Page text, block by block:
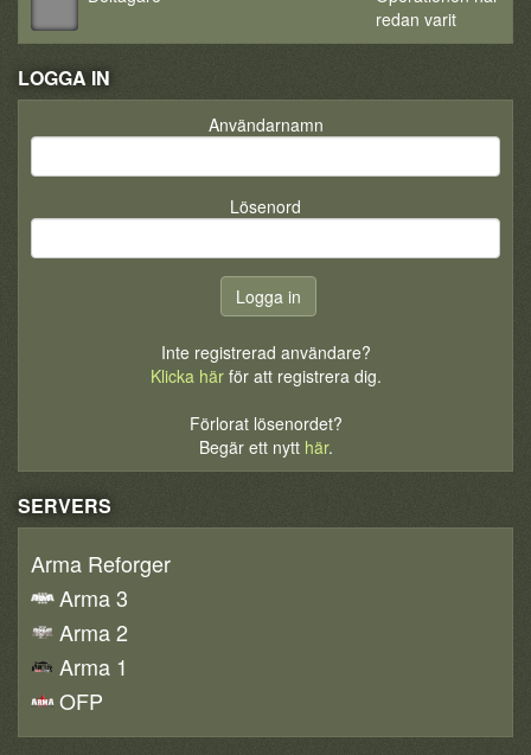
redan varit
LOGGA IN
Användarnamn
Lösenord
Inte registrerad användare?
Klicka härför att registrera dig.
Förlorat lösenordet?
Begär ett nytt här.
SERVERS
Arma Reforger
Arma 3
Arma 2
Arma 1
OFP